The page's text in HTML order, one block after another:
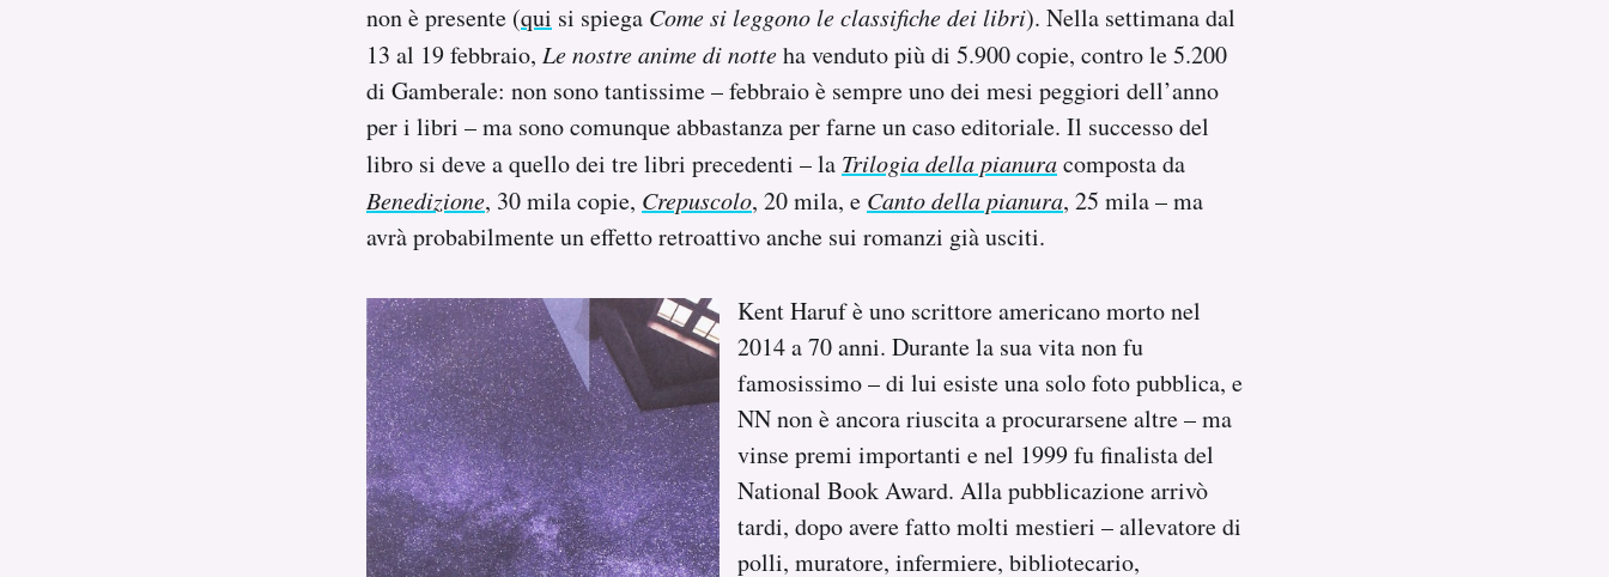
non è presente (qui si spiega Come si leggono le classifiche dei libri). Nella settimana dal
13 al 19 febbraio, Le nostre anime di notteha venduto più di 5.900 copie, contro le 5.200
di Gamberale: non sono tantissime – febbraio è sempre uno dei mesi peggiori dell’anno
per i libri – ma sono comunque abbastanza per farne un caso editoriale. Il successo del
libro si deve a quello dei tre libri precedenti – la Trilogia della pianuracomposta da
Benedizione, 30 mila copie, Crepuscolo, 20 mila, e Canto della pianura, 25 mila – ma
avrà probabilmente un effetto retroattivo anche sui romanzi già usciti.
Kent Haruf è uno scrittore americano morto nel
2014 a 70 anni. Durante la sua vita non fu
famosissimo – di lui esiste una solo foto pubblica, e
NN non è ancora riuscita a procurarsene altre – ma
vinse premi importanti e nel 1999 fu finalista del
National Book Award. Alla pubblicazione arrivò
tardi, dopo avere fatto molti mestieri – allevatore di
polli, muratore, infermiere, bibliotecario,